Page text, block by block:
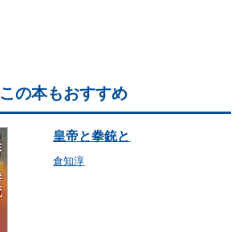
この本もおすすめ
皇帝と拳銃と
倉知淳